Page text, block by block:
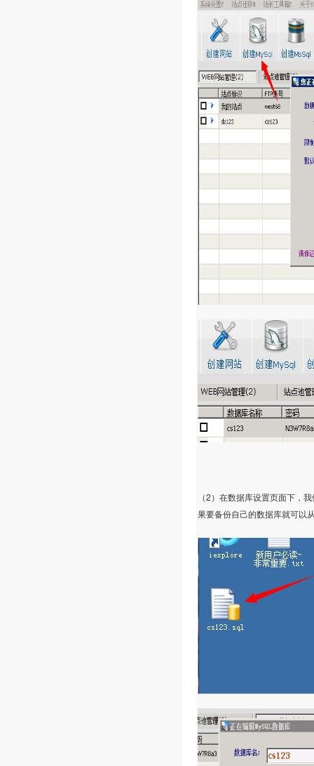
（2 ）在数据库设置页面下，
果要备份自己的数据库就可以